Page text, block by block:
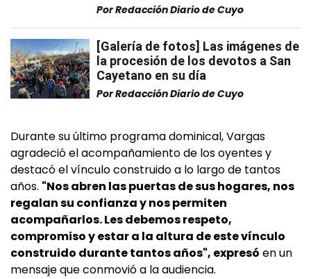
PorRedacción Diario de Cuyo
[Galería de fotos] Las imágenes de
la procesión de los devotos a San
Cayetano en su día
PorRedacción Diario de Cuyo
Durante su último programa dominical, Vargas
agradeció el acompañamiento de los oyentes y
destacó el vínculo construido a lo largo de tantos
años. "Nos abren las puertas de sus hogares, nos
regalan su confianza y nos permiten
acompañarlos. Les debemos respeto,
compromiso y estar a la altura de este vínculo
construido durante tantos años", expresó en un
mensaje que conmovió a la audiencia.